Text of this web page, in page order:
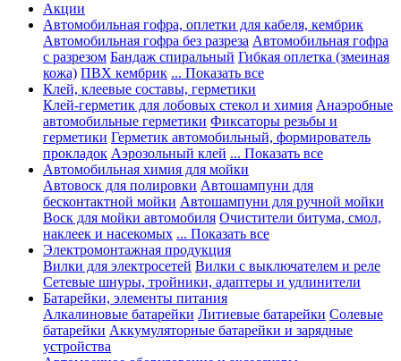
Акции
Автомобильная гофра, оплетки для кабеля, кембрик
Автомобильная гофра без разреза Автомобильная гофра
с разрезом Бандаж спиральный Гибкая оплетка (змеиная
кожа) ПВХ кембрик ... Показать все
Клей, клеевые составы, герметики
Клей-герметик для лобовых стекол и химия Анаэробные
автомобильные герметики Фиксаторы резьбы и
герметики Герметик автомобильный, формирователь
прокладок Аэрозольный клей ... Показать все
Автомобильная химия для мойки
Автовоск для полировки Автошампуни для
бесконтактной мойки Автошампуни для ручной мойки
Воск для мойки автомобиля Очистители битума, смол,
наклеек и насекомых ... Показать все
Электромонтажная продукция
Вилки для электросетей Вилки с выключателем и реле
Сетевые шнуры, тройники, адаптеры и удлинители
Батарейки, элементы питания
Алкалиновые батарейки Литиевые батарейки Солевые
батарейки Аккумуляторные батарейки и зарядные
устройства